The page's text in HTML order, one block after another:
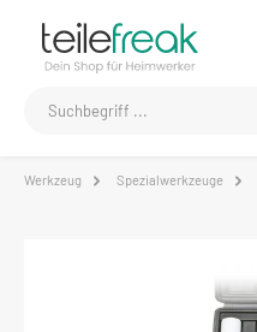
Werkzeug Spezialwerkzeuge